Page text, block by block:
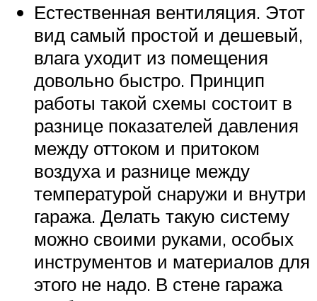
Естественная вентиляция. Этот
вид самый простой и дешевый,
влага уходит из помещения
довольно быстро. Принцип
работы такой схемы состоит в
разнице показателей давления
между оттоком и притоком
воздуха и разнице между
температурой снаружи и внутри
гаража. Делать такую систему
можно своими руками, особых
инструментов и материалов для
этого не надо. В стене гаража